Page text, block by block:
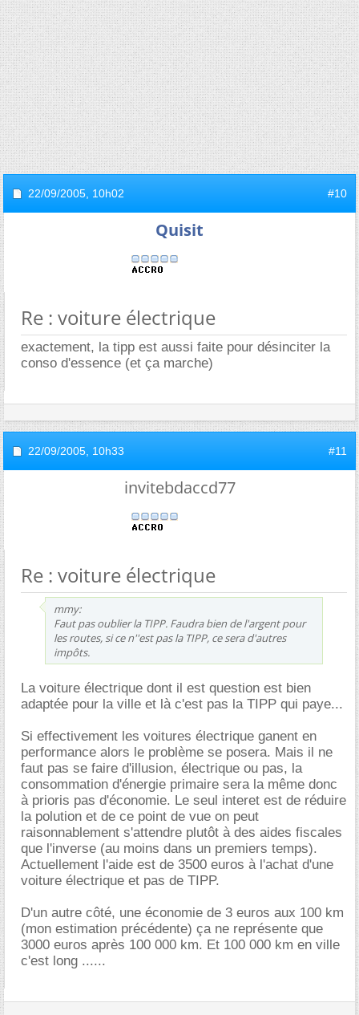
22/09/2005, 10h02 #10
Quisit
Re : voiture électrique
exactement, la tipp est aussi faite pour désinciter la
conso d'essence (et ça marche)
22/09/2005, 10h33 #11
invitebdaccd77
Re : voiture électrique
mmy:
Faut pas oublier la TIPP. Faudra bien de l'argent pour
les routes, si ce n''est pas la TIPP, ce sera d'autres
impôts.
La voiture électrique dont il est question est bien
adaptée pour la ville et là c'est pas la TIPP qui paye...
Si effectivement les voitures électrique ganent en
performance alors le problème se posera. Mais il ne
faut pas se faire d'illusion, électrique ou pas, la
consommation d'énergie primaire sera la même donc
à prioris pas d'économie. Le seul interet est de réduire
la polution et de ce point de vue on peut
raisonnablement s'attendre plutôt à des aides fiscales
que l'inverse (au moins dans un premiers temps).
Actuellement l'aide est de 3500 euros à l'achat d'une
voiture électrique et pas de TIPP.
D'un autre côté, une économie de 3 euros aux 100 km
(mon estimation précédente) ça ne représente que
3000 euros après 100 000 km. Et 100 000 km en ville
c'est long ......